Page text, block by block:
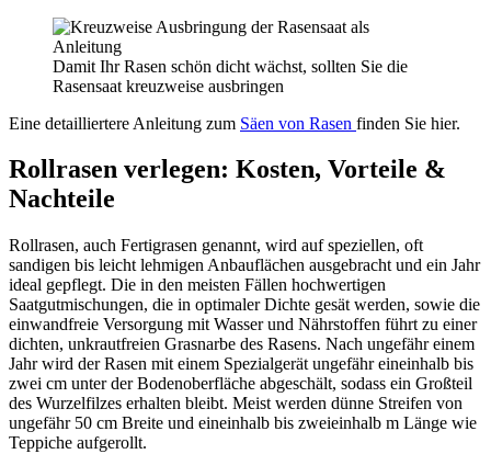
Damit Ihr Rasen schön dicht wächst, sollten Sie die
Rasensaat kreuzweise ausbringen
Eine detailliertere Anleitung zum Säen von Rasen finden Sie hier.
Rollrasen verlegen: Kosten, Vorteile &
Nachteile
Rollrasen, auch Fertigrasen genannt, wird auf speziellen, oft
sandigen bis leicht lehmigen Anbauflächen ausgebracht und ein Jahr
ideal gepflegt. Die in den meisten Fällen hochwertigen
Saatgutmischungen, die in optimaler Dichte gesät werden, sowie die
einwandfreie Versorgung mit Wasser und Nährstoffen führt zu einer
dichten, unkrautfreien Grasnarbe des Rasens. Nach ungefähr einem
Jahr wird der Rasen mit einem Spezialgerät ungefähr eineinhalb bis
zwei cm unter der Bodenoberfläche abgeschält, sodass ein Großteil
des Wurzelfilzes erhalten bleibt. Meist werden dünne Streifen von
ungefähr 50 cm Breite und eineinhalb bis zweieinhalb m Länge wie
Teppiche aufgerollt.